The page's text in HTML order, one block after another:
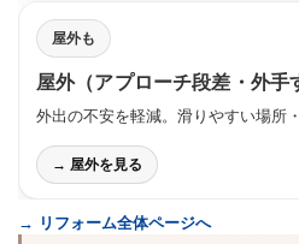
屋外も
屋外（アプローチ段差・外手
外出の不安を軽減。滑りやすい場所
→ 屋外を見る
→ リフォーム全体ページへ